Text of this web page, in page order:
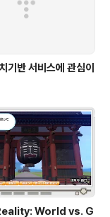
기반 서비스에 관심이
World vs. G